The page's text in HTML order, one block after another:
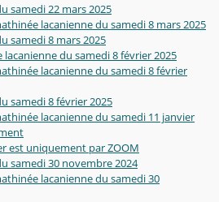
samedi 22 mars 2025
lacanienne du samedi 8 mars 2025
samedi 8 mars 2025
du samedi 8 février 2025
lacanienne du samedi 8 février
samedi 8 février 2025
lacanienne du samedi 11 janvier
est uniquement par ZOOM
samedi 30 novembre 2024
lacanienne du samedi 30